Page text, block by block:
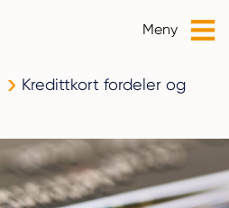
Meny
Kredittkort fordeler og